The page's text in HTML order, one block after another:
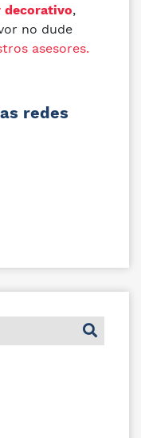
decorativo,
no dude
asesores.
redes